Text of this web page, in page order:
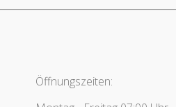
Öffnungszeiten: